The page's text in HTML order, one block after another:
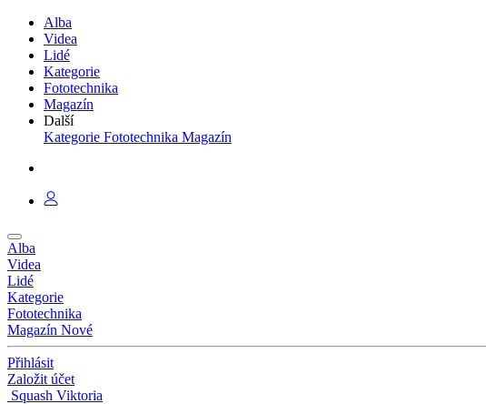
Alba
Videa
Lidé
Kategorie
Fototechnika
Magazín
Další
Kategorie Fototechnika Magazín
Alba
Videa
Lidé
Kategorie
Fototechnika
Magazín Nové
Přihlásit
Založit účet
Squash Viktoria